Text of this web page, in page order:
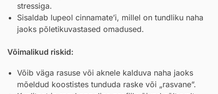
stressiga.
Sisaldab lupeol cinnamate’i, millel on tundliku naha
jaoks põletikuvastased omadused.
Võimalikud riskid:
Võib väga rasuse või aknele kalduva naha jaoks
mõeldud koostistes tunduda raske või „rasvane”.